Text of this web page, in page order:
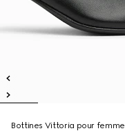
Bottines Vittoria pour femme